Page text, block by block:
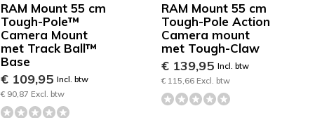
RAM Mount 55 cm
Tough-Pole™
Camera Mount
met Track Ball™
Base
€ 109,95Incl. btw
€ 90,87 Excl. btw
RAM Mount 55 cm
Tough-Pole Action
Camera mount
met Tough-Claw
€ 139,95 Incl. btw
€ 115,66 Excl. btw